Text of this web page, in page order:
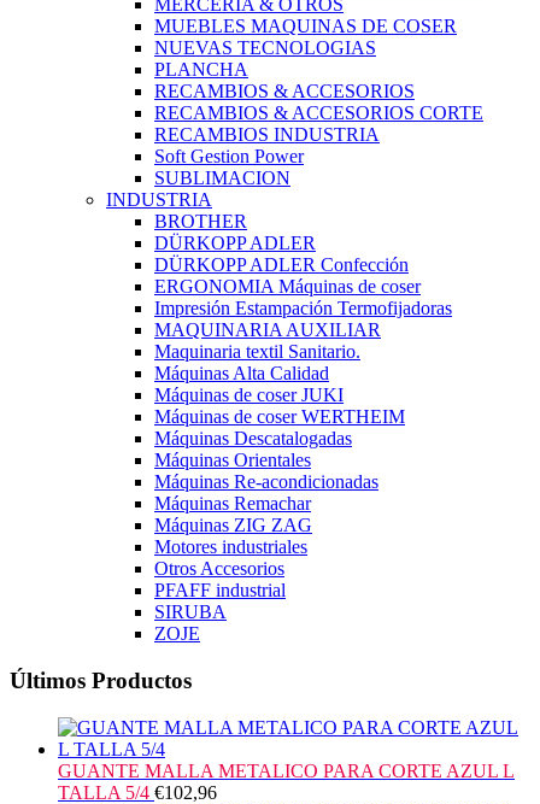
MERCERIA & OTROS
MUEBLES MAQUINAS DE COSER
NUEVAS TECNOLOGIAS
PLANCHA
RECAMBIOS & ACCESORIOS
RECAMBIOS & ACCESORIOS CORTE
RECAMBIOS INDUSTRIA
Soft Gestion Power
SUBLIMACION
INDUSTRIA
BROTHER
DÜRKOPP ADLER
DÜRKOPP ADLER Confección
ERGONOMIA Máquinas de coser
Impresión Estampación Termofijadoras
MAQUINARIA AUXILIAR
Maquinaria textil Sanitario.
Máquinas Alta Calidad
Máquinas de coser JUKI
Máquinas de coser WERTHEIM
Máquinas Descatalogadas
Máquinas Orientales
Máquinas Re-acondicionadas
Máquinas Remachar
Máquinas ZIG ZAG
Motores industriales
Otros Accesorios
PFAFF industrial
SIRUBA
ZOJE
Últimos Productos
GUANTE MALLA METALICO PARA CORTE AZUL L
TALLA 5/4 €102,96